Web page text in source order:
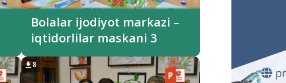
Bolalar ijodiyot markazi –
iqtidorlilar maskani 3
8